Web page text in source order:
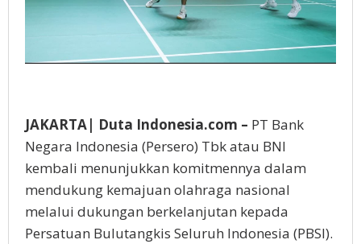
JAKARTA| Duta Indonesia.com – PT Bank
Negara Indonesia (Persero) Tbk atau BNI
kembali menunjukkan komitmennya dalam
mendukung kemajuan olahraga nasional
melalui dukungan berkelanjutan kepada
Persatuan Bulutangkis Seluruh Indonesia (PBSI).